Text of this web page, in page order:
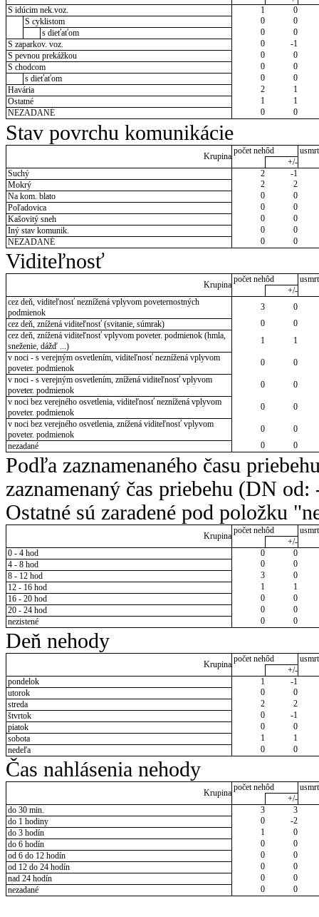
S idúcim nek.voz.
1
0
S cyklistom
0
0
s dieťaťom
0
0
S zaparkov. voz.
0
-1
S pevnou prekážkou
0
0
S chodcom
0
0
s dieťaťom
0
0
Havária
2
1
Ostatné
1
1
NEZADANÉ
0 0
Stav povrchu komunikácie
Krupina
počet nehôd
+/-
Suchý
2
-1
Mokrý
2
2
Na kom. blato
0
0
Poľadovica
0
0
Kašovitý sneh
0
0
Iný stav komunik.
0
0
NEZADANÉ
0 0
Viditeľnosť
Krupina
počet nehôd
+/-
cez deň, viditeľnosť neznížená vplyvom poveternostných
podmienok
3
0
cez deň, znížená viditeľnosť (svitanie, súmrak)
0
0
cez deň, znížená viditeľnosť vplyvom poveter. podmienok (hmla,
sneženie, dážď ...)
1
1
v noci - s verejným osvetlením, viditeľnosť neznížená vplyvom
poveter. podmienok
0
0
v noci - s verejným osvetlením, znížená viditeľnosť vplyvom
poveter. podmienok
0
0
v noci bez verejného osvetlenia, viditeľnosť neznížená vplyvom
poveter. podmienok
0
0
v noci bez verejného osvetlenia, znížená viditeľnosť vplyvom
poveter. podmienok
0
0
nezadané
0 0
Podľa zaznamenaného času
zaznamenaný čas priebehu (DN
Ostatné sú zaradené pod položku
Krupina
počet nehôd
+/-
0 - 4 hod
0
0
4 - 8 hod
0
0
8 - 12 hod
3
0
12 - 16 hod
1
1
16 - 20 hod
0
0
20 - 24 hod
0
0
nezistené
0 0
Deň nehody
Krupina
počet nehôd
+/-
pondelok
1
-1
utorok
0
0
streda
2
2
štvrtok
0
-1
piatok
0
0
sobota
1
1
nedeľa
0 0
Čas nahlásenia nehody
Krupina
počet nehôd
+/-
do 30 min.
3
3
do 1 hodiny
0
-2
do 3 hodín
1
0
do 6 hodín
0
0
od 6 do 12 hodín
0
0
od 12 do 24 hodín
0
0
nad 24 hodín
0
0
nezadané
0 0